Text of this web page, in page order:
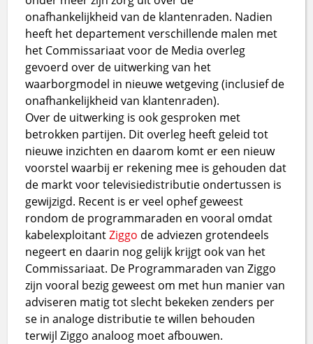
onafhankelijkheid van de klantenraden. Nadien
heeft het departement verschillende malen met
het Commissariaat voor de Media overleg
gevoerd over de uitwerking van het
waarborgmodel in nieuwe wetgeving (inclusief de
onafhankelijkheid van klantenraden).
Over de uitwerking is ook gesproken met
betrokken partijen. Dit overleg heeft geleid tot
nieuwe inzichten en daarom komt er een nieuw
voorstel waarbij er rekening mee is gehouden dat
de markt voor televisiedistributie ondertussen is
gewijzigd. Recent is er veel ophef geweest
rondom de programmaraden en vooral omdat
kabelexploitantZiggo de adviezen grotendeels
negeert en daarin nog gelijk krijgt ook van het
Commissariaat. De Programmaraden van Ziggo
zijn vooral bezig geweest om met hun manier van
adviseren matig tot slecht bekeken zenders per
se in analoge distributie te willen behouden
terwijl Ziggo analoog moet afbouwen.